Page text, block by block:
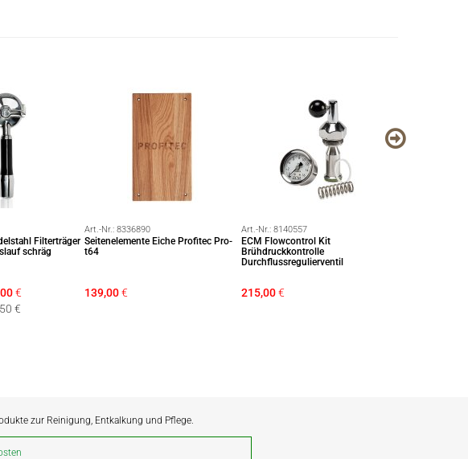
Filterträger
schräg
€
€
Art.-Nr.: 8336890
Seitenelemente Eiche Profitec Pro-
t64
139,00€
Art.-Nr.: 8140557
ECM Flowcontrol Kit
Brühdruckkontrolle
Durchflussregulierventil
215,00€
zur Reinigung, Entkalkung und Pflege.